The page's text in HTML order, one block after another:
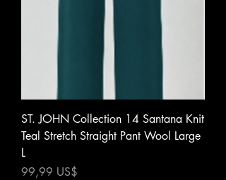
ST. JOHN Collection 14 Santana Knit
Teal Stretch Straight Pant Wool Large
L
Precio
99,99 US$